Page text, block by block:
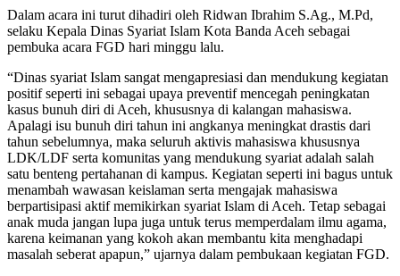
Dalam acara ini turut dihadiri oleh Ridwan Ibrahim S.Ag., M.Pd,
selaku Kepala Dinas Syariat Islam Kota Banda Aceh sebagai
pembuka acara FGD hari minggu lalu.
“Dinas syariat Islam sangat mengapresiasi dan mendukung kegiatan
positif seperti ini sebagai upaya preventif mencegah peningkatan
kasus bunuh diri di Aceh, khususnya di kalangan mahasiswa.
Apalagi isu bunuh diri tahun ini angkanya meningkat drastis dari
tahun sebelumnya, maka seluruh aktivis mahasiswa khususnya
LDK/LDF serta komunitas yang mendukung syariat adalah salah
satu benteng pertahanan di kampus. Kegiatan seperti ini bagus untuk
menambah wawasan keislaman serta mengajak mahasiswa
berpartisipasi aktif memikirkan syariat Islam di Aceh. Tetap sebagai
anak muda jangan lupa juga untuk terus memperdalam ilmu agama,
karena keimanan yang kokoh akan membantu kita menghadapi
masalah seberat apapun,” ujarnya dalam pembukaan kegiatan FGD.